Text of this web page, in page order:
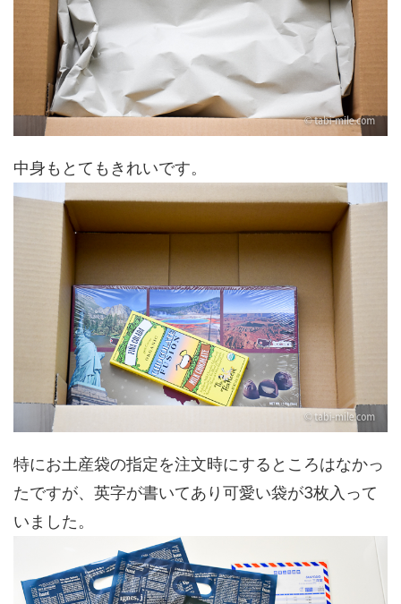
中身もとてもきれいです。
特にお土産袋の指定を注文時にするところはなかっ
たですが、英字が書いてあり可愛い袋が3枚入って
いました。